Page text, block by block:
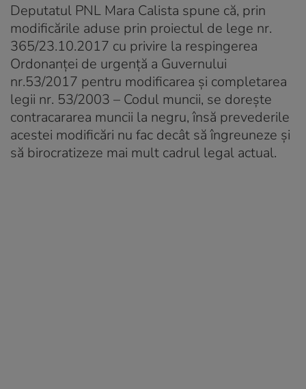
Deputatul PNL Mara Calista spune că, prin
modificările aduse prin proiectul de lege nr.
365/23.10.2017 cu privire la respingerea
Ordonanței de urgență a Guvernului
nr.53/2017 pentru modificarea și completarea
legii nr. 53/2003 – Codul muncii, se dorește
contracararea muncii la negru, însă prevederile
acestei modificări nu fac decât să îngreuneze și
să birocratizeze mai mult cadrul legal actual.